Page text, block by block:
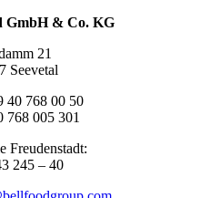
GmbH & Co. KG
21
Seevetal
40 768 00 50
768 005 301
Freudenstadt:
245 – 40